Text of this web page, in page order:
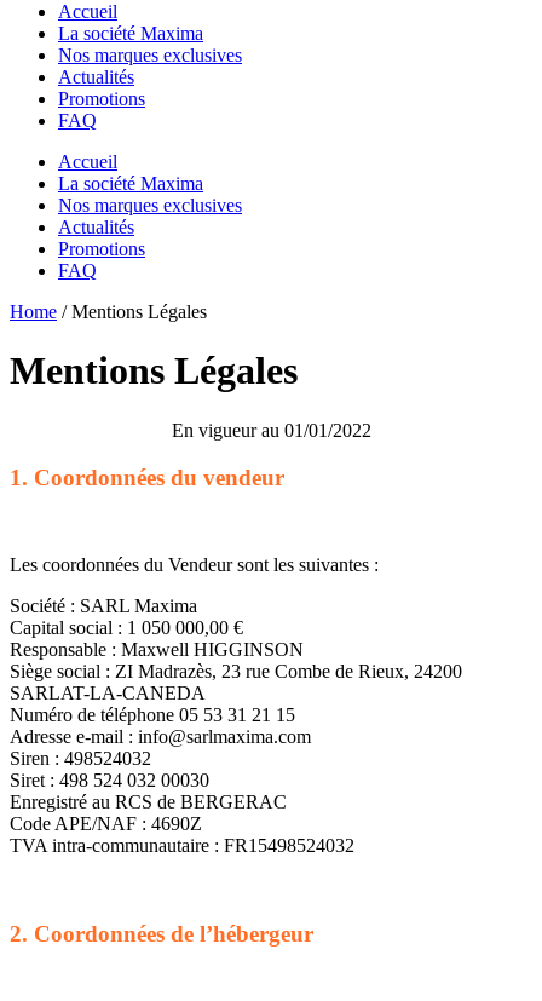
Accueil
La société Maxima
Nos marques exclusives
Actualités
Promotions
FAQ
Accueil
La société Maxima
Nos marques exclusives
Actualités
Promotions
FAQ
Essentiels pour chantier
Godets
Dents de Déroctage
Godets Fléco
Accessoires de Godet
KITS DE TRANSFORMATION
Kit Adaptable Morin (Variatic)
Kit Origine Morin
Kit Oreilles 2 Axes
Kit Engcon
Kit Martin
Kit Klac
Kit Cangini Benne (MBI)
Kit Neuson Easy Lock
Kit VAB Volvo
Kit Volvo Mecalac à Tétons
Kit Lehnhoff
Kit Verachtert
Kit Blanchard
ATTACHES RAPIDES
Essentiels pour chantier
GODETS & ACCESSOIRES MACS
Godets
Dents de Déroctage
Multi Ripper
Fourches à Palettes
KITS DE TRANSFORMATION
Kit Adaptable Morin (Variatic)
Kit Origine Morin
Kit Oreilles 2 Axes
Kit Engcon
Kit Martin
Kit Klac
Kit Cangini Benne (MBI)
Kit Neuson Easy Lock
Kit VAB Volvo
Kit Volvo Mecalac à Tétons
Kit Lehnhoff
Kit Blanchard
Home / Mentions Légales
Mentions Légales
En vigueur au 01/01/2022
1. Coordonnées du vendeur
Les coordonnées du Vendeur sont les suivantes :
Société : SARL Maxima
Capital social : 1 050 000,00 €
Responsable : Maxwell HIGGINSON
Siège social : ZI Madrazès, 23 rue Combe de Rieux, 24200
SARLAT-LA-CANEDA
Numéro de téléphone 05 53 31 21 15
Adresse e-mail : info@sarlmaxima.com
Siren : 498524032
Siret : 498 524 032 00030
Enregistré au RCS de BERGERAC
Code APE/NAF : 4690Z
TVA intra-communautaire : FR15498524032
2. Coordonnées de l’hébergeur